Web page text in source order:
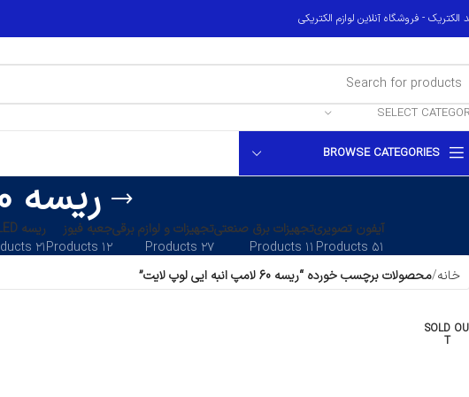
الکتریک - فروشگاه آنلاین لوازم الکتریکی
SELECT
BROWSE CATEGORIES
ریسه 60 لامپ انبه ایی لوپ لایت
آیفون تصویری
۵۱ Products
تجهیزات برق صنعتی
۱۱ Products
تجهیزات و لوازم برقی
۲۷ Products
جعبه فیوز
۱۲ Products
ریسه LED
۲۱ Products
خانه محصولات برچسب خورده “ریسه 60 لامپ انبه ایی لوپ لایت”
SOLD OU
T